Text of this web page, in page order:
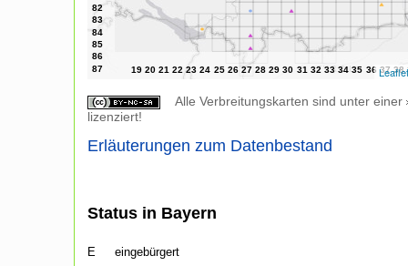
Leaflet
Alle Verbreitungskarten sind unter einer
lizenziert!
Erläuterungen zum Datenbestand
Status in Bayern
E eingebürgert